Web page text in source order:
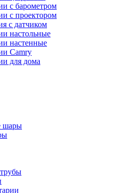
с барометром
с проектором
с датчиком
настольные
настенные
Camry
для дома
шары